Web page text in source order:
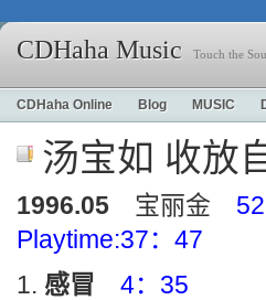
CDHaha Music Touch the
CDHaha Online Blog MUSIC
汤宝如 收放
1996.05 宝丽金
Playtime:37：47
感冒
4：35